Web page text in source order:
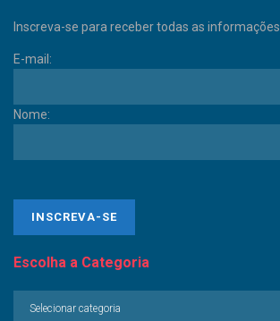
Inscreva-se para receber todas as informações
E-mail:
Nome:
Escolha a Categoria
Escolha